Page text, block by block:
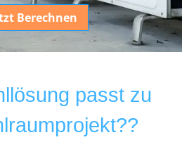
Berechnen
passt zu